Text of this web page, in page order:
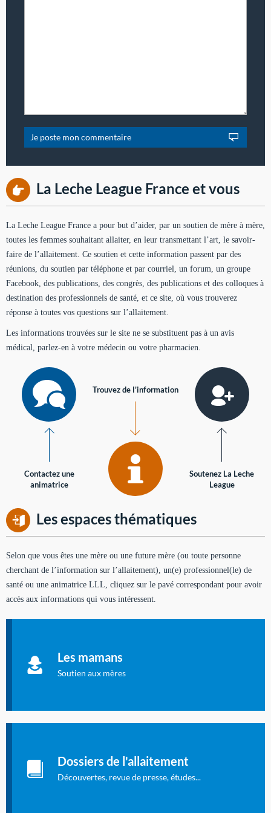
La Leche League France et vous
La Leche League France a pour but d’aider, par un soutien de mère à mère,
toutes les femmes souhaitant allaiter, en leur transmettant l’art, le savoir-
faire de l’allaitement. Ce soutien et cette information passent par des
réunions, du soutien par téléphone et par courriel, un forum, un groupe
Facebook, des publications, des congrès, des publications et des colloques à
destination des professionnels de santé, et ce site, où vous trouverez
réponse à toutes vos questions sur l’allaitement.
Les informations trouvées sur le site ne se substituent pas à un avis
médical, parlez-en à votre médecin ou votre pharmacien.
Contactez une
animatrice
Trouvez de l'information
Soutenez La Leche
League
Les espaces thématiques
Selon que vous êtes une mère ou une future mère (ou toute personne
cherchant de l’information sur l’allaitement), un(e) professionnel(le) de
santé ou une animatrice LLL, cliquez sur le pavé correspondant pour avoir
accès aux informations qui vous intéressent.
Les mamans
Soutien aux mères
à allaiter et vous informer : toutes les rubriques qui
concernent l'allaitement.
Dossiers de l'allaitement
Découvertes, revue de presse, études...
dernières études sur l'allaitement publiées dans la presse
internationale.